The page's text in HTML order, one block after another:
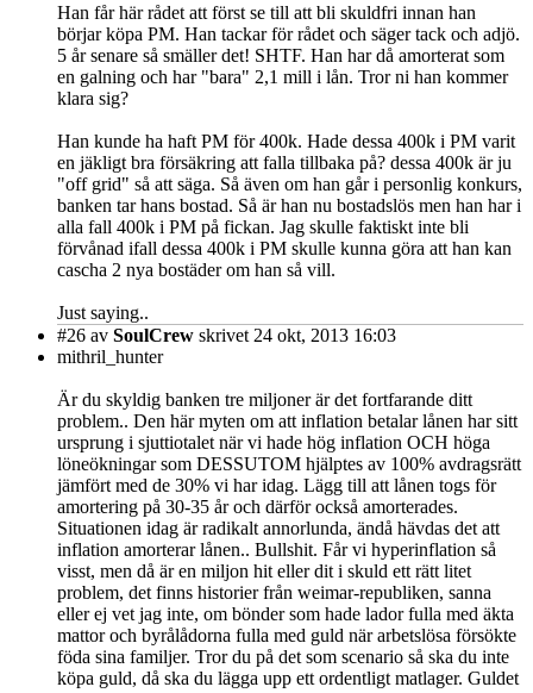
Han får här rådet att först se till att bli skuldfri innan han
börjar köpa PM. Han tackar för rådet och säger tack och adjö.
5 år senare så smäller det! SHTF. Han har då amorterat som
en galning och har "bara" 2,1 mill i lån. Tror ni han kommer
klara sig?
Han kunde ha haft PM för 400k. Hade dessa 400k i PM varit
en jäkligt bra försäkring att falla tillbaka på? dessa 400k är ju
"off grid" så att säga. Så även om han går i personlig konkurs,
banken tar hans bostad. Så är han nu bostadslös men han har i
alla fall 400k i PM på fickan. Jag skulle faktiskt inte bli
förvånad ifall dessa 400k i PM skulle kunna göra att han kan
cascha 2 nya bostäder om han så vill.
Just saying..
#26 av SoulCrew skrivet 24 okt, 2013 16:03
mithril_hunter
Är du skyldig banken tre miljoner är det fortfarande ditt
problem.. Den här myten om att inflation betalar lånen har sitt
ursprung i sjuttiotalet när vi hade hög inflation OCH höga
löneökningar som DESSUTOM hjälptes av 100% avdragsrätt
jämfört med de 30% vi har idag. Lägg till att lånen togs för
amortering på 30-35 år och därför också amorterades.
Situationen idag är radikalt annorlunda, ändå hävdas det att
inflation amorterar lånen.. Bullshit. Får vi hyperinflation så
visst, men då är en miljon hit eller dit i skuld ett rätt litet
problem, det finns historier från weimar-republiken, sanna
eller ej vet jag inte, om bönder som hade lador fulla med äkta
mattor och byrålådorna fulla med guld när arbetslösa försökte
föda sina familjer. Tror du på det som scenario så ska du inte
köpa guld, då ska du lägga upp ett ordentligt matlager. Guldet